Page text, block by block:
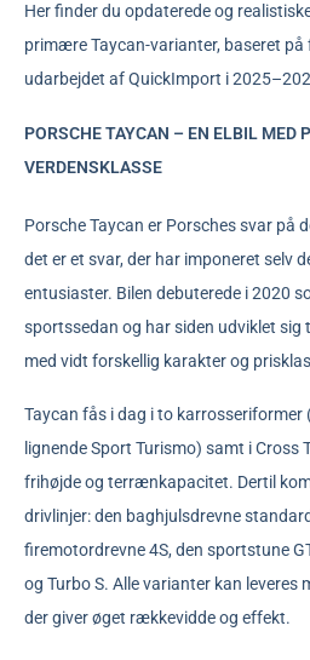
Her finder du opdaterede og
primære Taycan-varianter, baseret
udarbejdet af QuickImport i
PORSCHE TAYCAN – EN ELBIL MED
VERDENSKLASSE
Porsche Taycan er Porsches svar på
det er et svar, der har imponeret selv
entusiaster. Bilen debuterede i 2020
sportssedan og har siden udviklet sig
med vidt forskellig karakter og
Taycan fås i dag i to
lignende Sport Turismo) samt i Cross
frihøjde og terrænkapacitet. Dertil
drivlinjer: den baghjulsdrevne
firemotordrevne 4S, den sportstune
og Turbo S. Alle varianter kan leveres
der giver øget rækkevidde og effekt.